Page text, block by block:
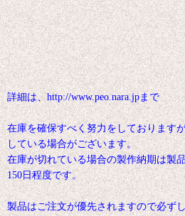
詳細は、http://www.peo.nara.jpまで
在庫を確保すべく努力をしております
している場合がございます。
在庫が切れている場合の製作納期は製
150日程度です。
製品はご注文が優先されますので必ず